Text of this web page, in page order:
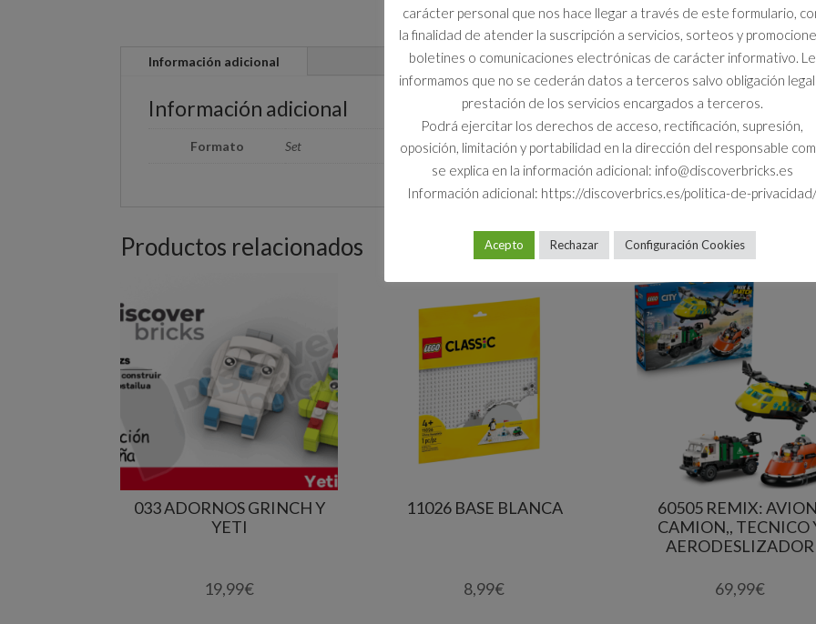
Información adicional
Información adicional
Formato Set
Productos relacionados
033 ADORNOS GRINCH Y
YETI
19,99€
11026 BASE BLANCA
8,99€
60505 REMIX:
CAMION,, TECNICO
AERODESLIZADOR
69,99€
carácter personal que nos hace llegar a través de este formulario,
la finalidad de atender la suscripción a servicios, sorteos y
boletines o comunicaciones electrónicas de carácter informativo. Le
informamos que no se cederán datos a terceros salvo obligación
prestación de los servicios encargados a terceros.
Podrá ejercitar los derechos de acceso, rectificación, supresión,
oposición, limitación y portabilidad en la dirección del responsable
se explica en la información adicional: info@discoverbricks.es
Información adicional: https://discoverbrics.es/politica-de-privacidad/
Acepto Rechazar Configuración Cookies